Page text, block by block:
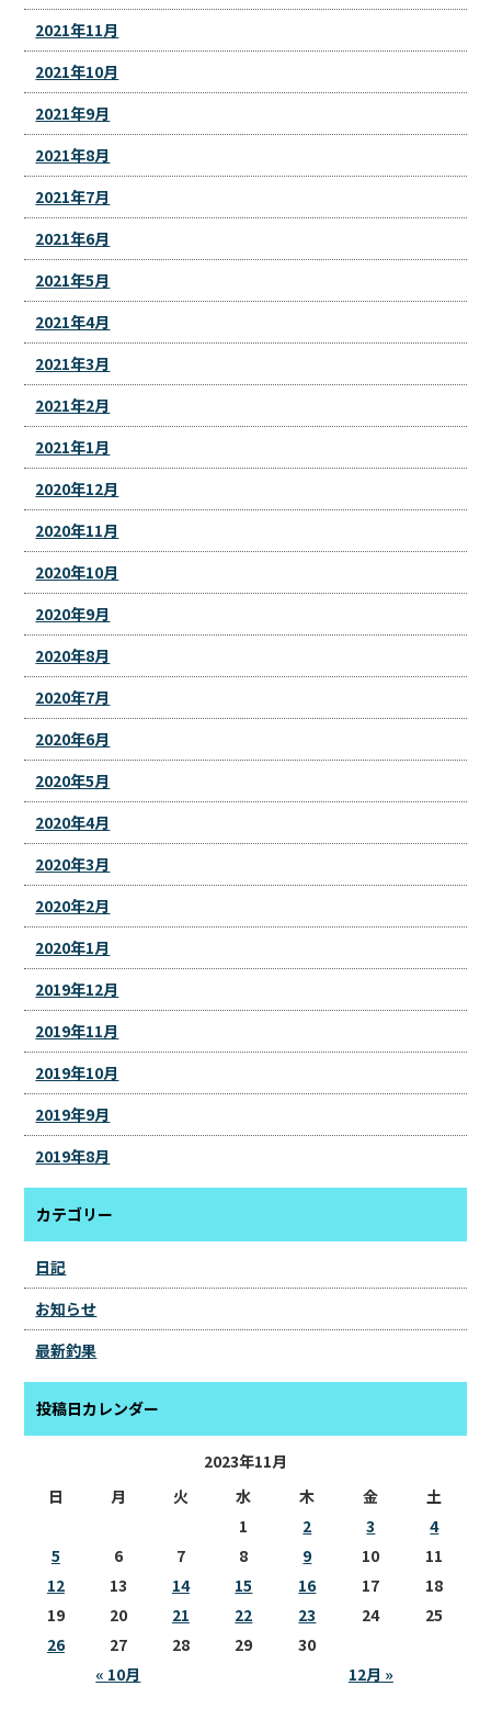
2021年11月
2021年10月
2021年9月
2021年8月
2021年7月
2021年6月
2021年5月
2021年4月
2021年3月
2021年2月
2021年1月
2020年12月
2020年11月
2020年10月
2020年9月
2020年8月
2020年7月
2020年6月
2020年5月
2020年4月
2020年3月
2020年2月
2020年1月
2019年12月
2019年11月
2019年10月
2019年9月
2019年8月
カテゴリー
日記
お知らせ
最新釣果
投稿日カレンダー
2023年11月
日
月 火 水 木 金 土
« 10月 12月 »
1 2 3
4
5
6 7 8 9 10
11
12
13 14 15 16 17
18
19
20 21 22 23 24
25
26
27 28 29 30